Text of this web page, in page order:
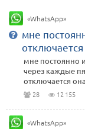
«WhatsApp»
мне
мне постоянно
через каждые
отключается
28 12 155
«WhatsApp»